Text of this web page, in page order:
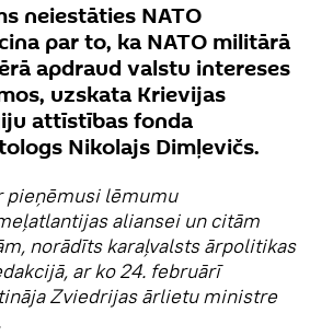
neiestāties NATO
par to, ka NATO militārā
apdraud valstu intereses
uzskata Krievijas
attīstības fonda
Nikolajs Dimļevičs.
pieņēmusi lēmumu
aliansei un citām
norādīts karaļvalsts ārpolitikas
ar ko 24. februārī
Zviedrijas ārlietu ministre